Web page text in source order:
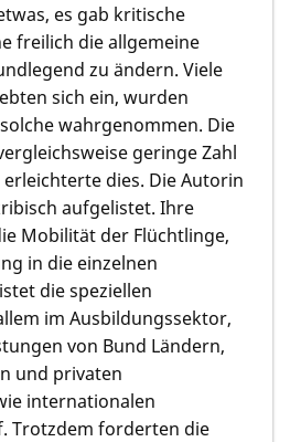
es gab kritische
freilich die allgemeine
zu ändern. Viele
sich ein, wurden
wahrgenommen. Die
geringe Zahl
dies. Die Autorin
aufgelistet. Ihre
Mobilität der Flüchtlinge,
in die einzelnen
die speziellen
im Ausbildungssektor,
von Bund Ländern,
und privaten
internationalen
Trotzdem forderten die